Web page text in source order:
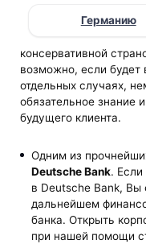
Германию
консервативной
возможно, если будет
отдельных случаях,
обязательное знание
будущего клиента.
Одним из
Deutsche Bank. Если
в Deutsche Bank, Вы
дальнейшем
банка. Открыть
при нашей помощи